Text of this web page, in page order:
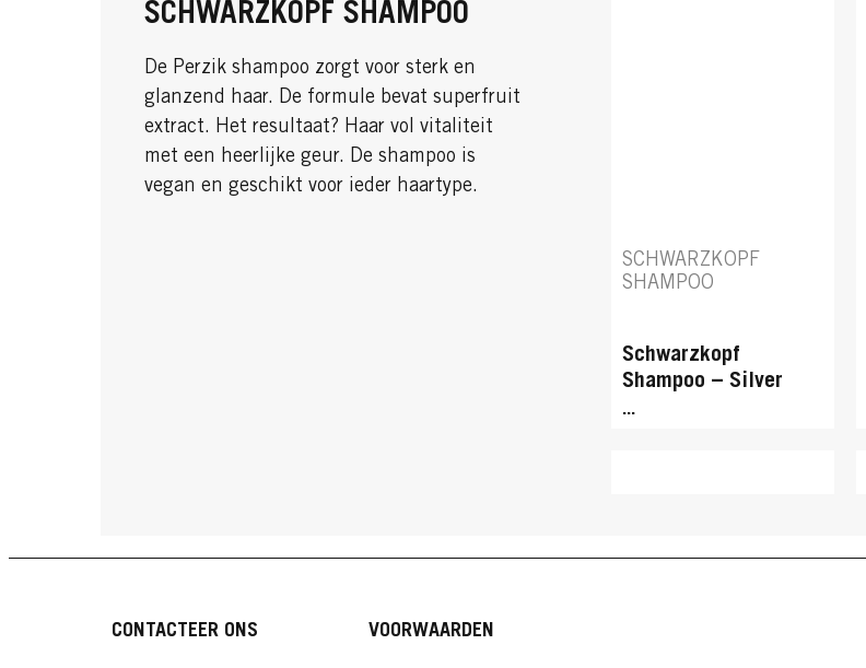
SCHWARZKOPF SHAMPOO
De Perzik shampoo zorgt voor sterk en
glanzend haar. De formule bevat superfruit
extract. Het resultaat? Haar vol vitaliteit
met een heerlijke geur. De shampoo is
vegan en geschikt voor ieder haartype.
SCHWARZKOPF
SHAMPOO
Schwarzkopf
Shampoo – Silver
Reflex
...
CONTACTEER ONS VOORWAARDEN